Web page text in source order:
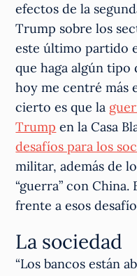
efectos de la
Trump sobre los
este último partido
que haga algún tipo
hoy me centré más
cierto es que la
Trump en la Casa
desafíos para los
militar, además de
“guerra” con
frente a esos
La sociedad
“Los bancos están